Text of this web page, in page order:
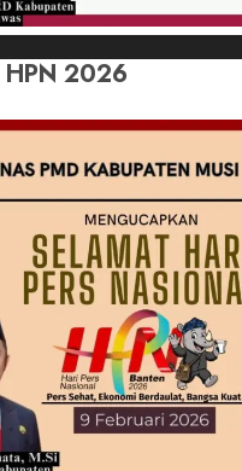
HPN 2026